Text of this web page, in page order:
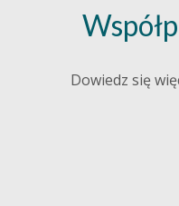
Dowiedz się